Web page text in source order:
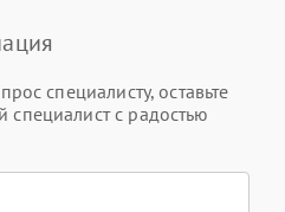
специалисту, оставьте
с радостью